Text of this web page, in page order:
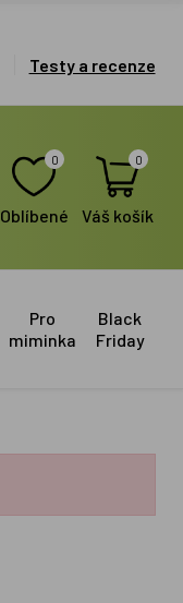
Testy a recenze
0
Oblíbené
0
Váš košík
Pro
miminka
Black
Friday